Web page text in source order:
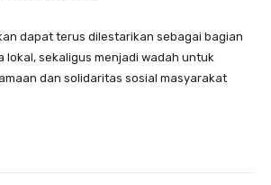
dapat terus dilestarikan sebagai bagian
lokal, sekaligus menjadi wadah untuk
dan solidaritas sosial masyarakat